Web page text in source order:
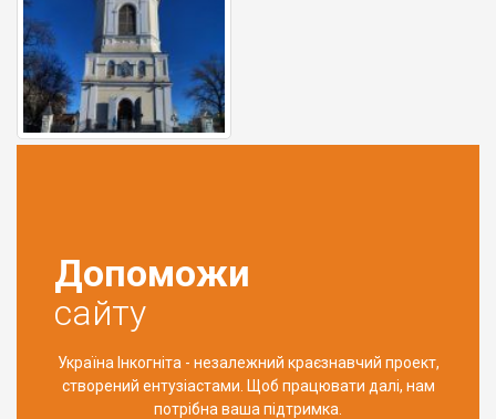
Допоможи
сайту
Україна Інкогніта - незалежний краєзнавчий проект,
створений ентузіастами. Щоб працювати далі, нам
потрібна ваша підтримка.